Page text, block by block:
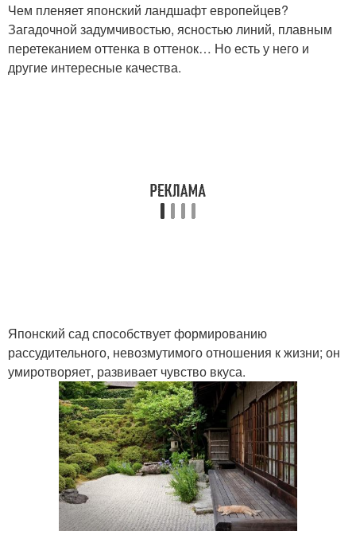
Чем пленяет японский ландшафт европейцев?
Загадочной задумчивостью, ясностью линий, плавным
перетеканием оттенка в оттенок… Но есть у него и
другие интересные качества.
Японский сад способствует формированию
рассудительного, невозмутимого отношения к жизни; он
умиротворяет, развивает чувство вкуса.